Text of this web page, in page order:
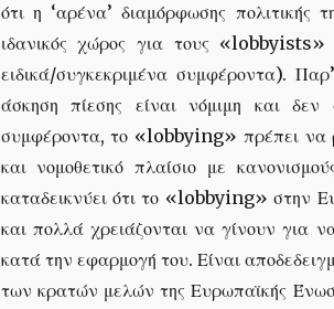
ότι η ‘αρένα’ διαμόρφωσης πολιτικής
ιδανικός χώρος για τους
ειδικά/συγκεκριμένα συμφέροντα).
άσκηση πίεσης είναι νόμιμη και δεν
συμφέροντα, το «lobbying» πρέπει να
και νομοθετικό πλαίσιο με
καταδεικνύει ότι το «lobbying» στην
και πολλά χρειάζονται να γίνουν για
κατά την εφαρμογή του. Είναι
των κρατών μελών της Ευρωπαϊκής